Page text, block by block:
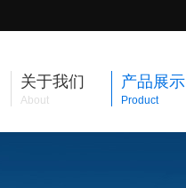
关于我们
About
产品展示
Product